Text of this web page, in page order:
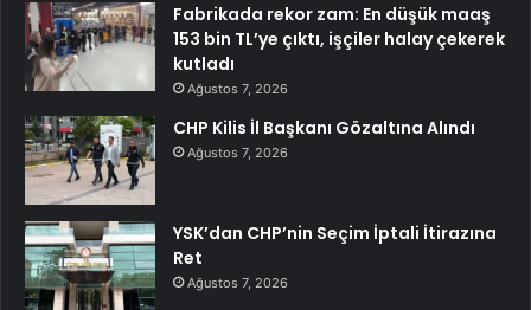
Fabrikada rekor zam: En düşük maaş
153 bin TL’ye çıktı, işçiler halay çekerek
kutladı
Ağustos 7, 2026
CHP Kilis İl Başkanı Gözaltına Alındı
Ağustos 7, 2026
YSK’dan CHP’nin Seçim İptali İtirazına
Ret
Ağustos 7, 2026